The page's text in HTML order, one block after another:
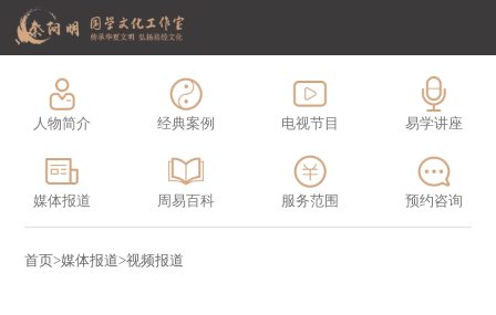
人物简介 经典案例 电视节目 易学讲座
媒体报道 周易百科 服务范围 预约咨询
首页>媒体报道>视频报道